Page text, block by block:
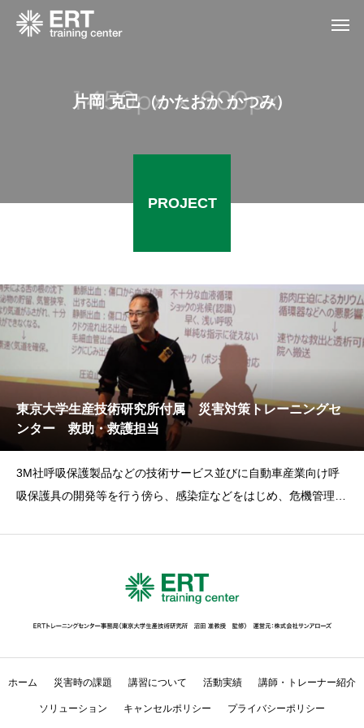
片岡 克己（かたおか かつみ）
PROJECT
東京大学生産技術研究所付属 災害対策トレーニングセ
ンター 救助・救護担当
3M社呼吸保護製品などの技術サービス並びに自動車産業向け呼
吸保護具の開発等を行う傍ら、感染症などをはじめ、危機管理・
ホーム 災害時の課題 講習について 活動実績 講師・トレーナー紹介
ソリューション キャンセルポリシー プライバシーポリシー